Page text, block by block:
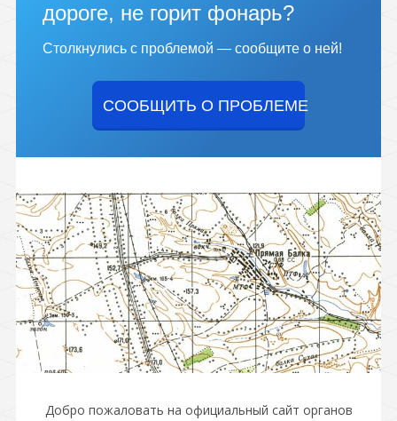
дороге, не горит фонарь?
Столкнулись с проблемой — сообщите о ней!
СООБЩИТЬ О ПРОБЛЕМЕ
Добро пожаловать на официальный сайт органов